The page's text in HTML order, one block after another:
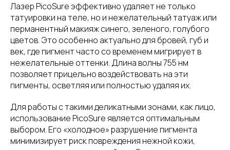
Лазер PicoSure эффективно удаляет не только
татуировки на теле, но и нежелательный татуаж или
перманентный макияж синего, зеленого, голубого
цветов. Это особенно актуально для бровей, губ и
век, где пигмент часто со временем мигрирует в
нежелательные оттенки. Длина волны 755 нм
позволяет прицельно воздействовать на эти
пигменты, осветляя или полностью удаляя их.
Для работы с такими деликатными зонами, как лицо,
использование PicoSure является оптимальным
выбором. Его «холодное» разрушение пигмента
минимизирует риск повреждения нежной кожи,